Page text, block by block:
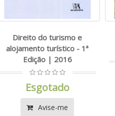
Direito do turismo e
alojamento turístico - 1ª
Edição | 2016
Esgotado
Avise-me